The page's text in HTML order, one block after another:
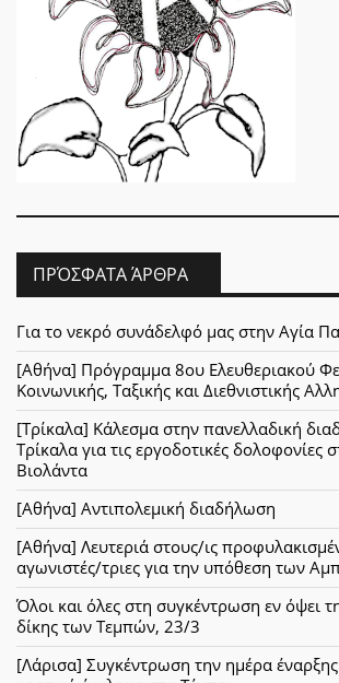
ΠΡΌΣΦΑΤΑ ΆΡΘΡΑ
Για το νεκρό συνάδελφό μας στην Αγία
[Αθήνα] Πρόγραμμα 8ου Ελευθεριακού
Κοινωνικής, Ταξικής και Διεθνιστικής
[Τρίκαλα] Κάλεσμα στην πανελλαδική
Τρίκαλα για τις εργοδοτικές δολοφονίες
Βιολάντα
[Αθήνα] Αντιπολεμική διαδήλωση
[Αθήνα] Λευτεριά στους/ις
αγωνιστές/τριες για την υπόθεση των
Όλοι και όλες στη συγκέντρωση εν όψει
δίκης των Τεμπών, 23/3
[Λάρισα] Συγκέντρωση την ημέρα έναρξης